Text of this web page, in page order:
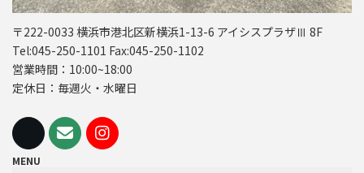
〒222-0033 横浜市港北区新横浜1-13-6 アイシスプラザⅢ 8F
Tel:045-250-1101 Fax:045-250-1102
営業時間：10:00~18:00
定休日：毎週火・水曜日
MENU